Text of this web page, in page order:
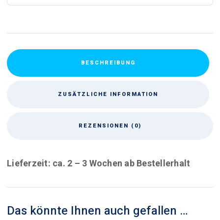
BESCHREIBUNG
ZUSÄTZLICHE INFORMATION
REZENSIONEN (0)
Lieferzeit: ca. 2 – 3 Wochen ab Bestellerhalt
Das könnte Ihnen auch gefallen …